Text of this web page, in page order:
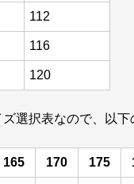
112
116
120
選択表なので、以下
165 170 175